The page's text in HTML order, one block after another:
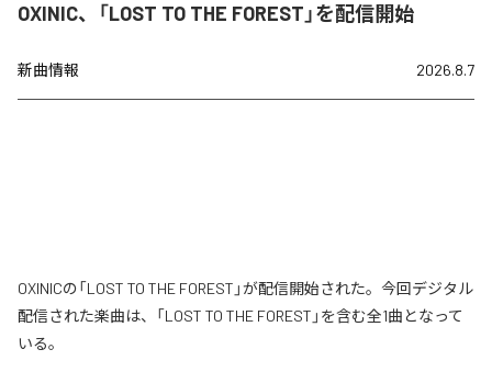
OXINIC、「LOST TO THE FOREST」を配信開始
新曲情報 2026.8.7
OXINICの「LOST TO THE FOREST」が配信開始された。今回デジタル
配信された楽曲は、「LOST TO THE FOREST」を含む全1曲となって
いる。